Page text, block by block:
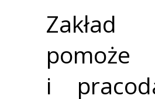
Zakład
i